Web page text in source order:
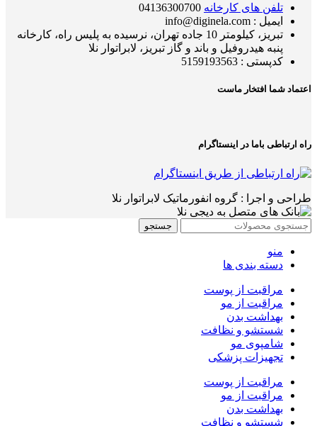
تلفن های کارخانه
ایمیل : info@diginela.com
تبریز، کیلومتر 10 جاده تهران، نرسیده به پلیس راه، کارخانه
پنبه هیدروفیل و باند و گاز تبریز، لابراتوار نلا
کدپستی : 5159193563
اعتماد شما افتخار ماست
راه ارتباطی باما در اینستاگرام
طراحی و اجرا : گروه انفورماتیک لابراتوار نلا
جستجو
منو
دسته بندی ها
مراقبت از پوست
مراقبت از مو
بهداشت بدن
شستشو و نظافت
شامپوی مو
تجهیزات پزشکی
مراقبت از پوست
مراقبت از مو
بهداشت بدن
شستشو و نظافت